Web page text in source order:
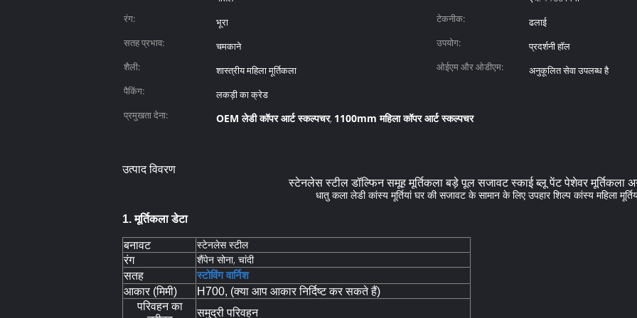
रंग:
भूरा टेकनीक:
ढलाई
सतह प्रभाव:
चमकाने उपयोग:
प्रदर्शनी हॉल
शैली:
शास्त्रीय महिला मूर्तिकला ओईएम और ओडीएम:
अनुकूलित सेवा उपलब्ध है
पैकिंग:
लकड़ी का क्रेड
प्रमुखता देना:
OEM लेडी कॉपर आर्ट स्कल्पचर, 1100mm महिला कॉपर आर्ट स्कल्पचर
उत्पाद विवरण
स्टेनलेस स्टील डॉल्फिन समूह मूर्तिकला बड़े पूल सजावट स्काई ब्लू पेंट पेशेवर मूर्तिकला
धातु कला लेडी कांस्य मूर्तियां घर की सजावट के सामान के लिए उपहार शिल्प कांस्य महिला
1. मूर्तिकला डेटा
बनावट स्टेनलेस स्टील
रंग शैंपेन सोना, चांदी
सतह स्टोविंग वार्निश
आकार (मिमी)
H700, (क्या आप आकार निर्दिष्ट कर सकते हैं)
परिवहन का
समुद्री परिवहन